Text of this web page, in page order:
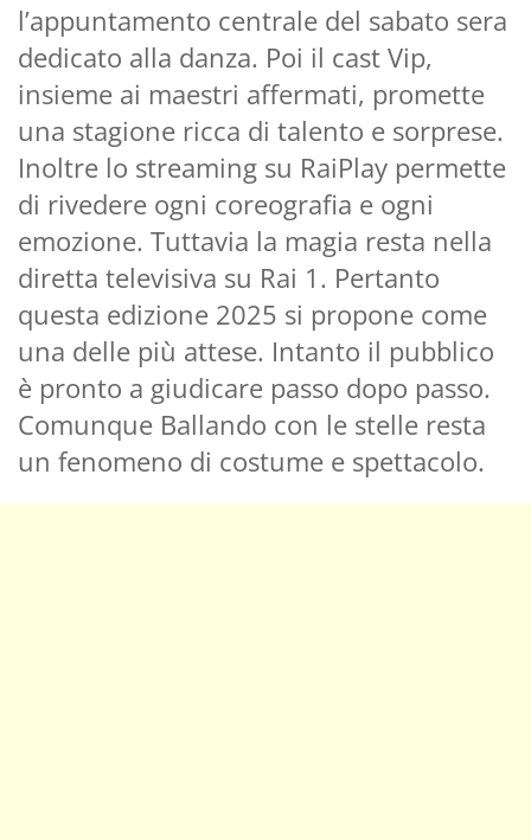
l’appuntamento centrale del sabato sera
dedicato alla danza. Poi il cast Vip,
insieme ai maestri affermati, promette
una stagione ricca di talento e sorprese.
Inoltre lo streaming su RaiPlay permette
di rivedere ogni coreografia e ogni
emozione. Tuttavia la magia resta nella
diretta televisiva su Rai 1. Pertanto
questa edizione 2025 si propone come
una delle più attese. Intanto il pubblico
è pronto a giudicare passo dopo passo.
Comunque Ballando con le stelle resta
un fenomeno di costume e spettacolo.